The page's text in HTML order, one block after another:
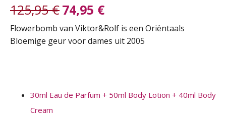
125,95€
Oorspronkelijke
prijs
125,95 €.
74,95 €
Huidige
prijs
74,95 €.
Flowerbomb van Viktor&Rolf is een Oriëntaals
Bloemige geur voor dames uit 2005
30ml Eau de Parfum + 50ml Body Lotion + 40ml Body
Cream